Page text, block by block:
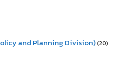
and Planning Division)(20)